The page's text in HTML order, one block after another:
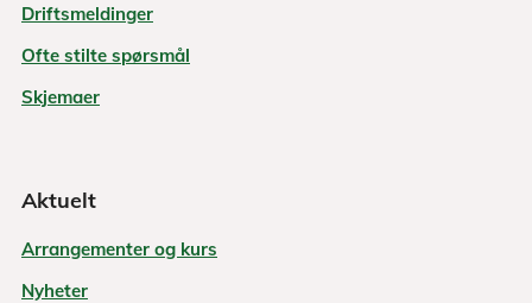
Driftsmeldinger
Ofte stilte spørsmål
Skjemaer
Aktuelt
Arrangementer og kurs
Nyheter